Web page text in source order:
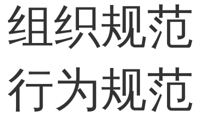
组织规范
行为规范